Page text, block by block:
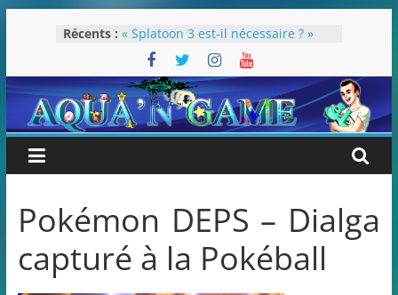
Récents : « Splatoon 3 est-il nécessaire ? »
« Dans les coulisses des JV Harry
Potter »
Pokémon Écarlate : ceci est une
révolution (ou pas) !
Attentes 2023
Rétrospective 2022
Pokémon DEPS – Dialga
capturé à la Pokéball